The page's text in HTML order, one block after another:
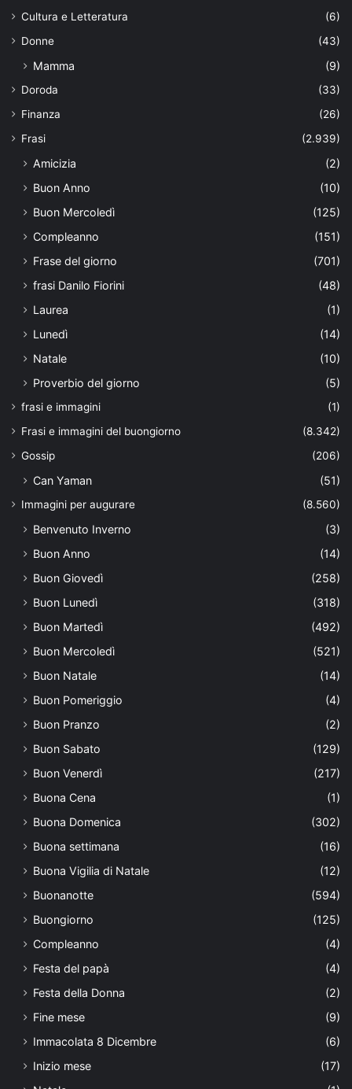
Cultura e Letteratura
(6)
Donne
(43)
Mamma (9)
Doroda
(33)
Finanza
(26)
Frasi
(2.939)
Amicizia
(2)
Buon Anno
(10)
Buon Mercoledì
(125)
Compleanno
(151)
Frase del giorno
(701)
frasi Danilo Fiorini
(48)
Laurea
(1)
Lunedì
(14)
Natale
(10)
Proverbio del giorno
(5)
frasi e immagini
(1)
Frasi e immagini del buongiorno
(8.342)
Gossip
(206)
Can Yaman (51)
Immagini per augurare (8.560)
Benvenuto Inverno
(3)
Buon Anno
(14)
Buon Giovedì
(258)
Buon Lunedì
(318)
Buon Martedì
(492)
Buon Mercoledì
(521)
Buon Natale
(14)
Buon Pomeriggio
(4)
Buon Pranzo
(2)
Buon Sabato
(129)
Buon Venerdì
(217)
Buona Cena
(1)
Buona Domenica
(302)
Buona settimana
(16)
Buona Vigilia di Natale
(12)
Buonanotte
(594)
Buongiorno
(125)
Compleanno
(4)
Festa del papà
(4)
Festa della Donna
(2)
Fine mese
(9)
Immacolata 8 Dicembre
(6)
Inizio mese
(17)